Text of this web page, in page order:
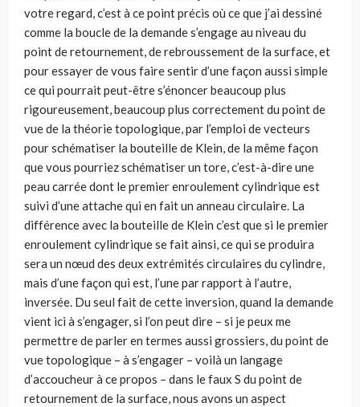
votre regard, c’est à ce point pré­cis où ce que j’ai dessiné
comme la boucle de la demande s’engage au niveau du
point de retournement, de rebroussement de la surface, et
pour essayer de vous faire sentir d’une façon aussi simple
ce qui pourrait peut-être s’énoncer beau­coup plus
rigoureusement, beaucoup plus correctement du point de
vue de la théorie topologique, par l’emploi de vecteurs
pour schématiser la bouteille de Klein, de la même façon
que vous pourriez schématiser un tore, c’est-à-dire une
peau carrée dont le premier enroulement cylindrique est
suivi d’une attache qui en fait un anneau circulaire. La
différence avec la bouteille de Klein c’est que si le premier
enroulement cylindrique se fait ainsi, ce qui se produira
sera un nœud des deux extrémités circulaires du cylindre,
mais d’une façon qui est, l’une par rapport à l’autre,
inversée. Du seul fait de cette inversion, quand la demande
vient ici à s’engager, si l’on peut dire – si je peux me
permettre de parler en termes aussi grossiers, du point de
vue topologique – à s’engager – voilà un langage
d’accoucheur à ce propos – dans le faux S du point de
retour­nement de la surface, nous avons un aspect